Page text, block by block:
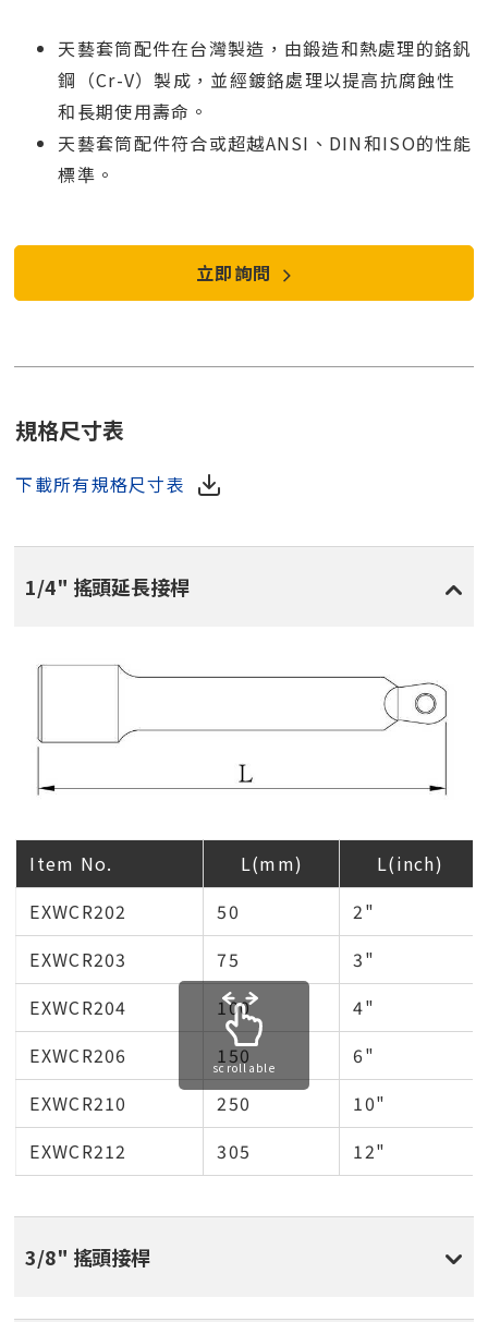
天藝套筒配件在台灣製造，由鍛造和熱處理的鉻釩
鋼（Cr-V）製成，並經鍍鉻處理以提高抗腐蝕性
和長期使用壽命。
天藝套筒配件符合或超越ANSI、DIN和ISO的性能
標準。
立即詢問
規格尺寸表
下載所有規格尺寸表
1/4" 搖頭延長接桿
Item No. L(mm)
L(inch)
EXWCR202
50
2"
EXWCR203
75
3"
EXWCR204
100
4"
EXWCR206
150
6"
EXWCR210
250
10"
EXWCR212
305 12"
scrollable
3/8" 搖頭接桿